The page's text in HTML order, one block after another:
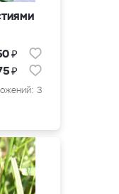
₽
₽
3